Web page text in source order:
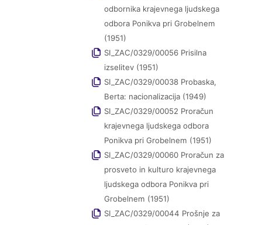
odbornika krajevnega ljudskega
odbora Ponikva pri Grobelnem
(1951)
SI_ZAC/0329/00056 Prisilna
izselitev (1951)
SI_ZAC/0329/00038 Probaska,
Berta: nacionalizacija (1949)
SI_ZAC/0329/00052 Proračun
krajevnega ljudskega odbora
Ponikva pri Grobelnem (1951)
SI_ZAC/0329/00060 Proračun za
prosveto in kulturo krajevnega
ljudskega odbora Ponikva pri
Grobelnem (1951)
SI_ZAC/0329/00044 Prošnje za